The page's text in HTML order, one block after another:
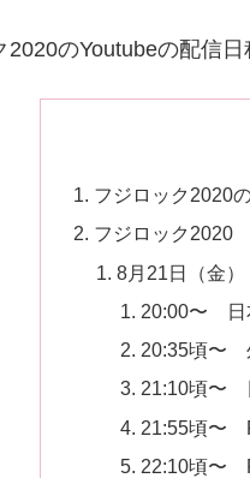
のYoutubeの配信
フジロック2020
フジロック2020
8月21日（金）
20:00〜 日
20:35頃〜
21:10頃〜
21:55頃〜
22:10頃〜